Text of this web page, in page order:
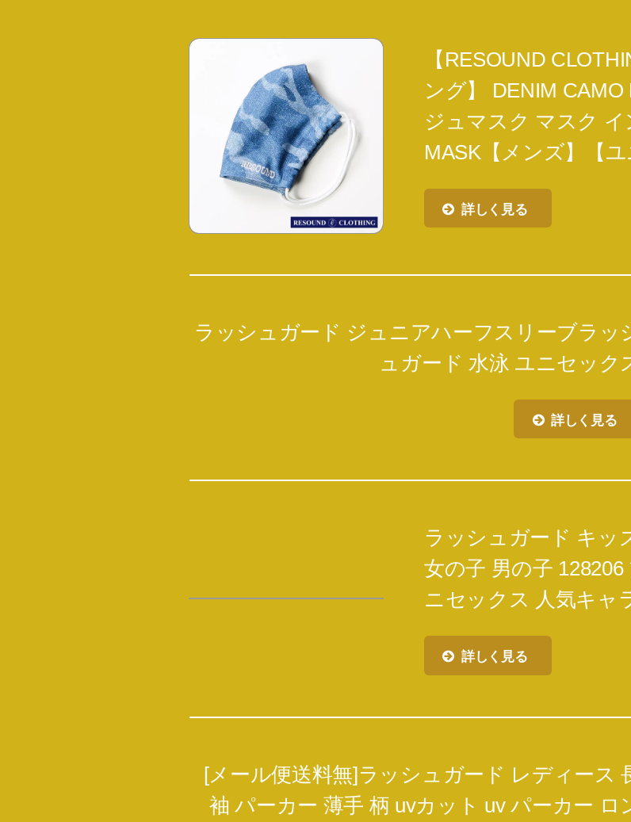
【RESOUND
ング】 DENIM
ジュマスク マスク
MASK【メンズ】【ユ
詳しく見る
ラッシュガード ジュニアハーフスリーブラッ
ュガード 水泳 ユニセック
詳しく見る
ラッシュガード キッ
女の子 男の子
ニセックス 人気キャ
詳しく見る
[メール便送料無]ラッシュガード レディース
袖 パーカー 薄手 柄 uvカット uv パーカー ロ